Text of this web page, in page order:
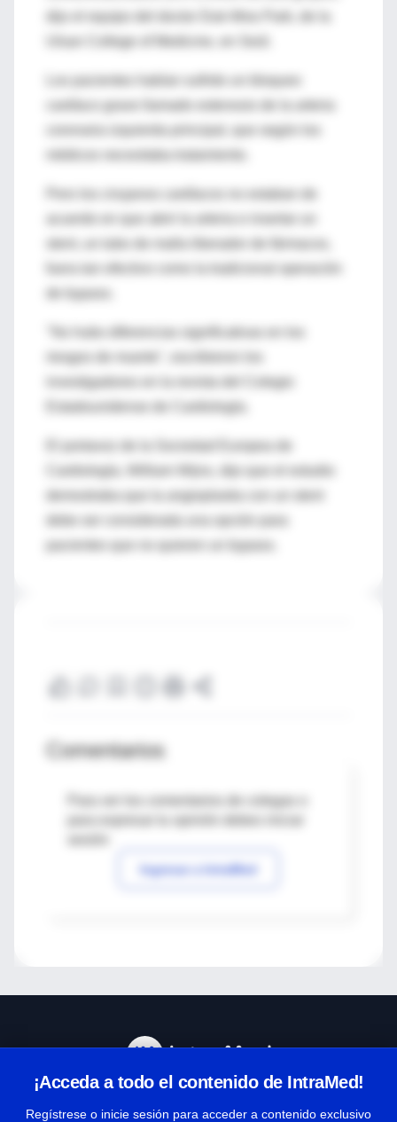
dijo el equipo del doctor Duk-Woo Park, de la
Ulsan College of Medicine, en Seúl.
Los pacientes habían sufrido un bloqueo
coronaria izquierda principal, que según los
de bypass.
"No hubo diferencias significativas en los
riesgos de muerte", escribieron los
investigadores en la revista del Colegio
Estadounidense de Cardiología.
Cardiología, William Wijns, dijo que el estudio
demostraba que la angioplastia con un stent
pacientes que no quieren un bypass.
Comentarios
Para ver los comentarios de colegas o
Ingresar a IntraMed
¡Acceda a todo el contenido de IntraMed!
Regístrese o inicie sesión para acceder a contenido exclusivo